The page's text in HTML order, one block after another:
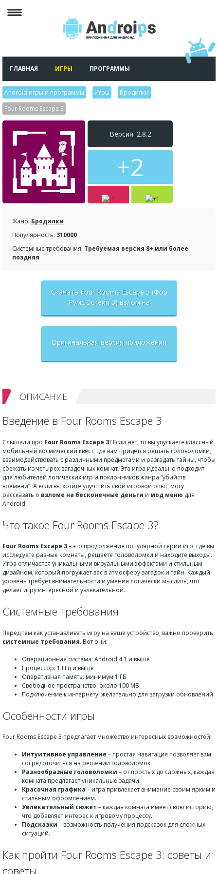
ГЛАВНАЯ ИГРЫ ПРОГРАММЫ
Android игры и программы Игры Бродилки
Four Rooms Escape 3
Версия: 2.8.2
+2
Жанр: Бродилки
Популярность: 310000
Системные требования: Требуемая версия 8+ или более
поздняя
Скачать Four Rooms Escape 3 (Фор
Румс Эскейп 3) взлом на
Оригинальная версия приложения
ОПИСАНИЕ
Введение в Four Rooms Escape 3
Слышали про Four Rooms Escape 3? Если нет, то вы упускаете классный
мобильный космический квест, где вам придется решать головоломки,
взаимодействовать с различными предметами и разгадать тайны, чтобы
сбежать из четырех загадочных комнат. Эта игра идеально подходит
для любителей логических игр и поклонников жанра “убийств
времени”. А если вы хотите улучшить свой игровой опыт, могу
рассказать о взломе на бесконечные деньги и мод меню для
Android!
Что такое Four Rooms Escape 3?
Four Rooms Escape 3– это продолжение популярной серии игр, где вы
исследуете разные комнаты, решаете головоломки и находите выходы.
Игра отличается уникальными визуальными эффектами и стильным
дизайном, который погружает вас в атмосферу загадок и тайн. Каждый
уровень требует внимательности и умения логически мыслить, что
делает игру интересной и увлекательной.
Системные требования
Перед тем как устанавливать игру на ваше устройство, важно проверить
системные требования. Вот они:
Операционная система: Android 4.1 и выше
Процессор: 1 ГГц и выше
Оперативная память: минимум 1 ГБ
Свободное пространство: около 100 МБ
Подключение к интернету: желательно для загрузки обновлений
Особенности игры
Four Rooms Escape 3 предлагает множество интересных возможностей:
Интуитивное управление – простая навигация позволяет вам
сосредоточиться на решении головоломок.
Разнообразные головоломки – от простых до сложных, каждая
комната предлагает уникальные задачи.
Красочная графика – игра привлекает внимание своим ярким и
стильным оформлением.
Увлекательный сюжет – каждая комната имеет свою историю,
что добавляет интерес к игровому процессу.
Подсказки – возможность получения подсказок для сложных
ситуаций.
Как пройти Four Rooms Escape 3: советы и
советы